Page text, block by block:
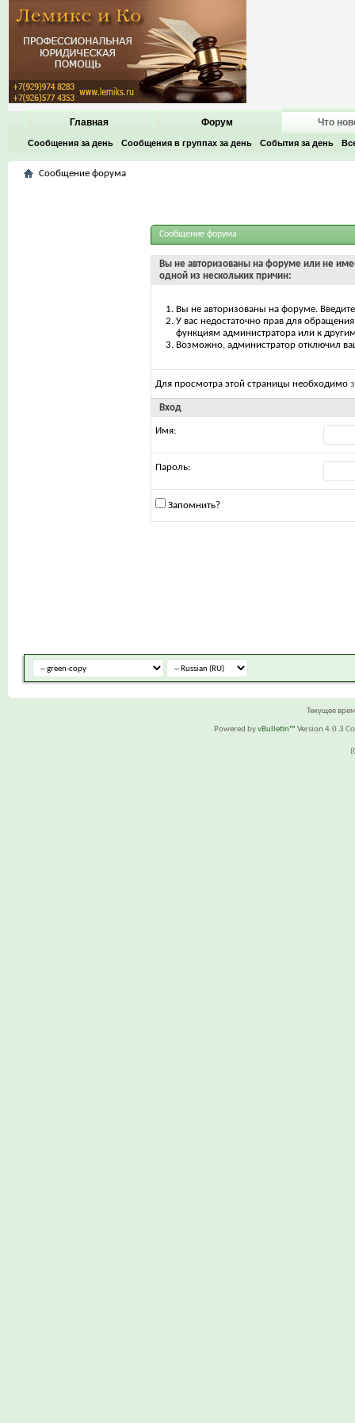
Главная Форум Что
Сообщения за день Сообщения в группах за день События за день
Сообщение форума
Сообщение форума
Вы не авторизованы на форуме или не
одной из нескольких причин:
Вы не авторизованы на форуме.
У вас недостаточно прав для
функциям администратора или к
Возможно, администратор отключил
Для просмотра этой страницы необходимо
Вход
Имя:
Пароль:
Запомнить?
Текущее
Powered byvBulletin™ Version 4.0.3